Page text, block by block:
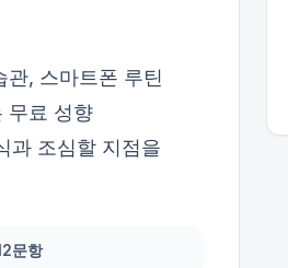
, 스마트폰 루틴
무료 성향
과 조심할 지점을
문항